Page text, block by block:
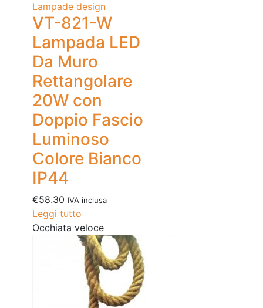
Lampade design
VT-821-W
Lampada LED
Da Muro
Rettangolare
20W con
Doppio Fascio
Luminoso
Colore Bianco
IP44
€58.30 IVA inclusa
Leggi tutto
Occhiata veloce